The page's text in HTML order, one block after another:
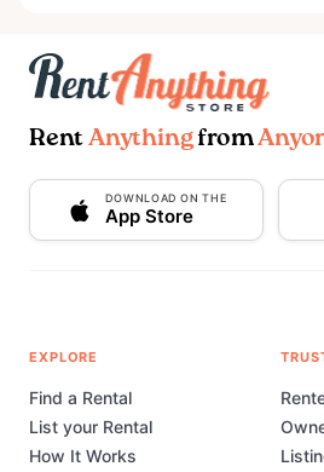
Rent Anythingfrom
DOWNLOAD ON THE
App Store
EXPLORE
Find a Rental
List your Rental
How It Works